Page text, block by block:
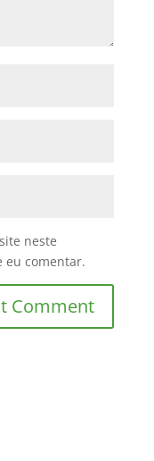
neste
eu comentar.